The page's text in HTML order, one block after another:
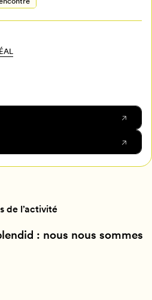
de l’activité
: nous nous sommes